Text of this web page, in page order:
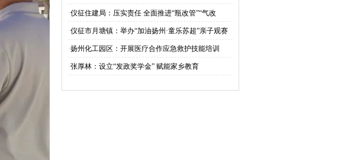
伴成长
·仪征住建局：压实责任 全面推进“瓶改管”“气改
电”工作
·仪征市月塘镇：举办“加油扬州·童乐苏超”亲子观赛
活动六一
·扬州化工园区：开展医疗合作应急救护技能培训
·张厚林：设立“发政奖学金” 赋能家乡教育